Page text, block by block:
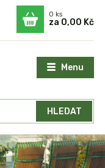
Menu
HLEDAT
0ks
za 0,00 Kč